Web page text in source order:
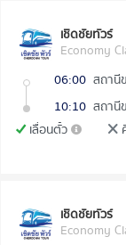
เชิดชัยทัวร์
Economy
06:00 สถานี
10:10 สถานี
เลื่อนตั๋ว
เชิดชัยทัวร์
Economy